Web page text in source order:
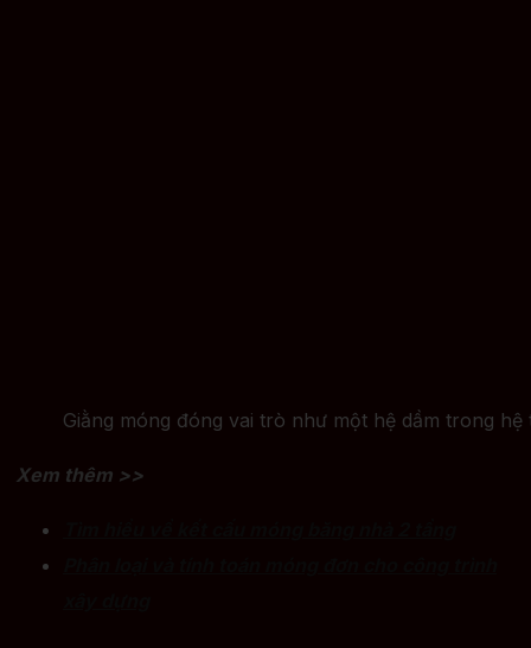
Giằng móng đóng vai trò như một hệ dầm trong hệ
Xem thêm >>